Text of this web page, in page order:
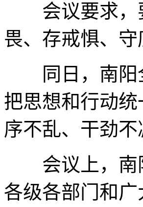
会议要求，
畏、存戒惧、守
同日，南阳
把思想和行动
序不乱、干劲
会议上，南
各级各部门和